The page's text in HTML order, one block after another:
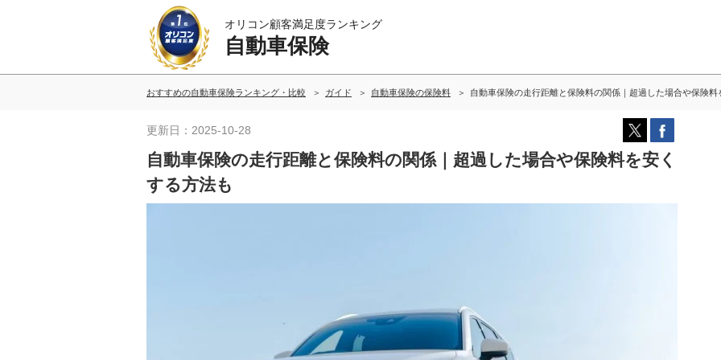
オリコン顧客満足度ランキング
自動車保険
おすすめの自動車保険ランキング・比較 ガイド 自動車保険の保険料 自動車保険の走行距離と保険料の関係｜超過した場合や保険料
更新日：2025-10-28
自動車保険の走行距離と保険料の関係｜超過した場合や保険料を安く
する方法も